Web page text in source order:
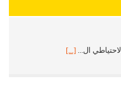
ال... [...]